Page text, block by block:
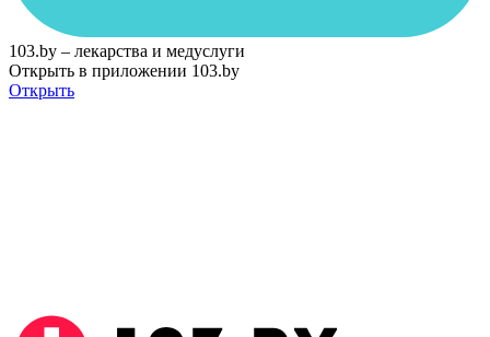
103.by – лекарства и медуслуги
Открыть в приложении 103.by
Открыть